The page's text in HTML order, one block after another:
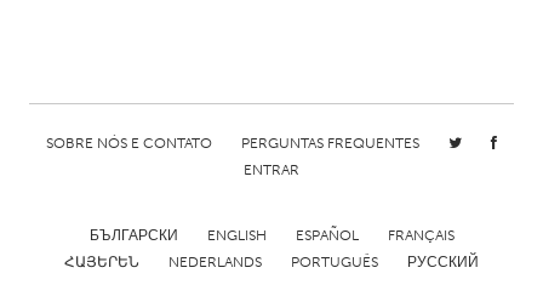
NETHERLANDS
SOBRE NÓS E CONTATO
PERGUNTAS FREQUENTES
ENTRAR
БЪЛГАРСКИ ENGLISH ESPAÑOL
FRANÇAIS
ՀԱՅԵՐԵՆ
NEDERLANDS PORTUGUÊS РУССКИЙ